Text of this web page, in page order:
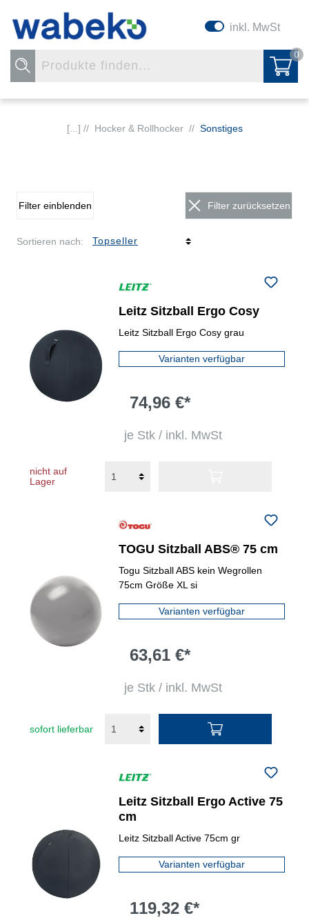
inkl. MwSt
0
[...] // Hocker & Rollhocker // Sonstiges
Filter einblenden Filter zurücksetzen
Sortieren nach:
Leitz Sitzball Ergo Cosy
Leitz Sitzball Ergo Cosy grau
Varianten verfügbar
74,96 €*
je Stk / inkl. MwSt
nicht auf
Lager
TOGU Sitzball ABS® 75 cm
Togu Sitzball ABS kein Wegrollen
75cm Größe XL si
Varianten verfügbar
63,61 €*
je Stk / inkl. MwSt
sofort lieferbar
Leitz Sitzball Ergo Active 75
cm
Leitz Sitzball Active 75cm gr
Varianten verfügbar
119,32 €*